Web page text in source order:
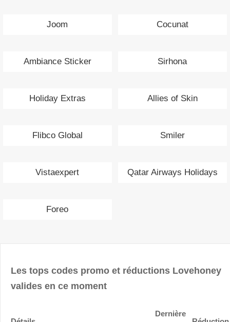
Joom Cocunat
Ambiance Sticker Sirhona
Holiday Extras Allies of Skin
Flibco Global Smiler
Vistaexpert Qatar Airways Holidays
Foreo
Les tops codes promo et réductions Lovehoney
valides en ce moment
Dernière